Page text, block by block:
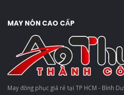
MAY NÓN CAO CẤP
May đồng phục giá rẻ tại TP HCM - Bình